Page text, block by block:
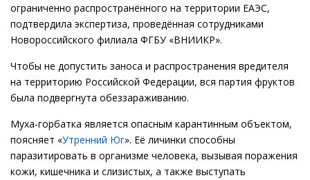
ограниченно распространённого на территории ЕАЭС,
подтвердила экспертиза, проведённая сотрудниками
Новороссийского филиала ФГБУ «ВНИИКР».
Чтобы не допустить заноса и распространения вредителя
на территорию Российской Федерации, вся партия фруктов
была подвергнута обеззараживанию.
Муха-горбатка является опасным карантинным объектом,
поясняет «Утренний Юг». Её личинки способны
паразитировать в организме человека, вызывая поражения
кожи, кишечника и слизистых, а также выступать